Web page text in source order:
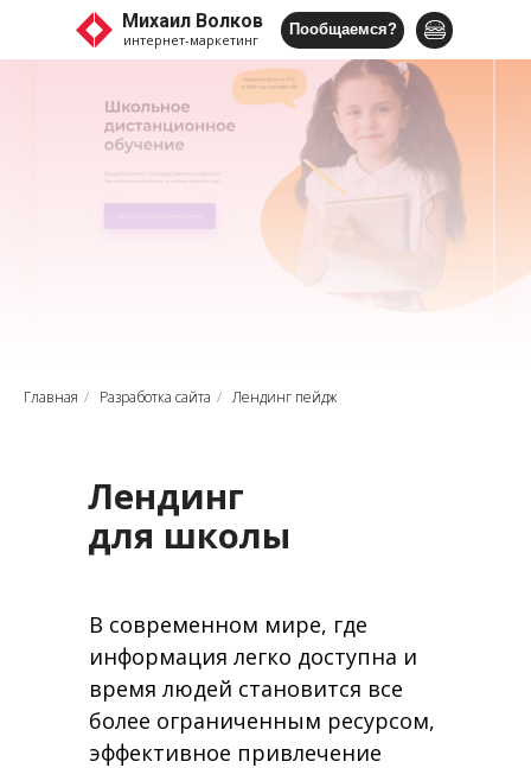
Михаил Волков
интернет-маркетинг
Пообщаемся?
Главная / Разработка сайта / Лендинг пейдж
Лендинг
для школы
В современном мире, где
информация легко доступна и
время людей становится все
более ограниченным ресурсом,
эффективное привлечение